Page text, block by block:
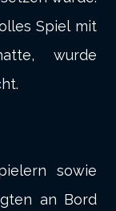
Spiel mit
wurde
sowie
an Bord